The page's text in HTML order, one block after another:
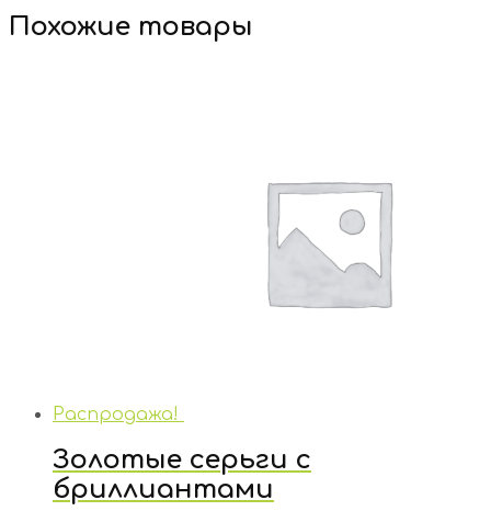
Похожие товары
Распродажа!
Золотые серьги с
бриллиантами